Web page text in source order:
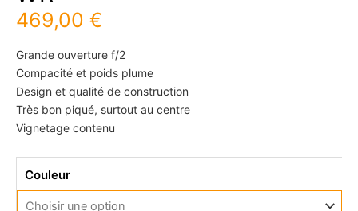
469,00 €
Grande ouverture f/2
Compacité et poids plume
Design et qualité de construction
Très bon piqué, surtout au centre
Vignetage contenu
Couleur
de
FUJIFILM